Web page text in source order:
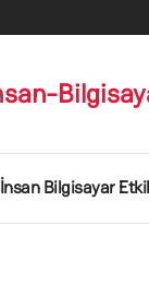
İnsan Bilgisayar